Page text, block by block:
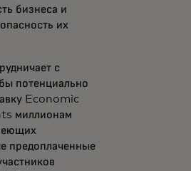
бизнеса и
их
с
потенциально
Economic
миллионам
предоплаченные